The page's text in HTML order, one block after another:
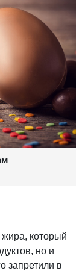
жира, который
но и
запретили в